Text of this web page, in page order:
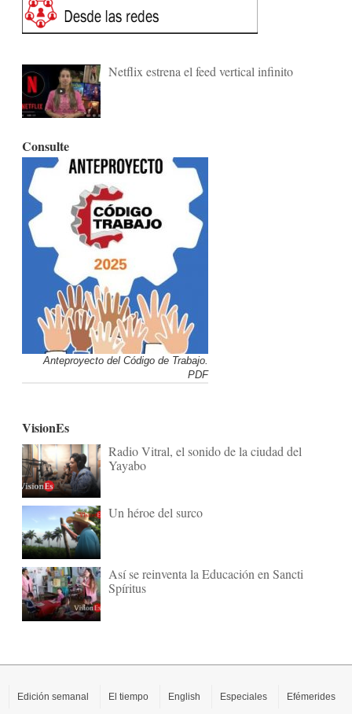
Netflix estrena el feed vertical infinito
Consulte
Anteproyecto del Código de Trabajo.
PDF
VisionEs
Radio Vitral, el sonido de la ciudad del
Yayabo
Un héroe del surco
Así se reinventa la Educación en Sancti
Spíritus
Edición semanal El tiempo English Especiales Efémerides